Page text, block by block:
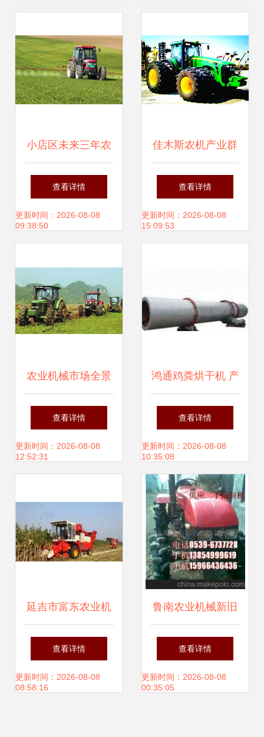
展，开启海外市场
新篇章
小店区未来三年农
机购置补贴实施方
案出炉，农业机械
查看详情
更新时间：2026-08-08
09:38:50
佳木斯农机产业群
崛起 拉动配套产业
赋能农业机械销售
查看详情
更新时间：2026-08-08
15:09:53
农业机械市场全景
报价、厂家选择与
销售策略解析
查看详情
更新时间：2026-08-08
12:52:31
鸿通鸡粪烘干机 产
量领先、高效除
臭，助力农业绿色
发展
查看详情
更新时间：2026-08-08
10:35:08
延吉市富东农业机
械经销 深耕沃土，
服务兴农，构建专
查看详情
更新时间：2026-08-08
08:58:16
鲁南农业机械新旧
农机销售中心 助力
现代农业，一站式
查看详情
更新时间：2026-08-08
00:35:05